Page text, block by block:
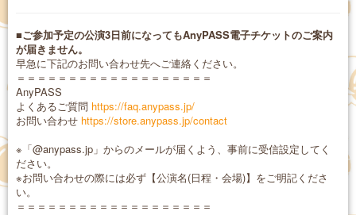
■ご参加予定の公演3日前になってもAnyPASS電子チケットのご案内
が届きません。
早急に下記のお問い合わせ先へご連絡ください。
＝＝＝＝＝＝＝＝＝＝＝＝＝＝＝＝＝＝＝
AnyPASS
よくあるご質問 https://faq.anypass.jp/
お問い合わせ https://store.anypass.jp/contact
※「@anypass.jp」からのメールが届くよう、事前に受信設定してく
ださい。
※お問い合わせの際には必ず【公演名(日程・会場)】をご明記くださ
い。
＝＝＝＝＝＝＝＝＝＝＝＝＝＝＝＝＝＝＝